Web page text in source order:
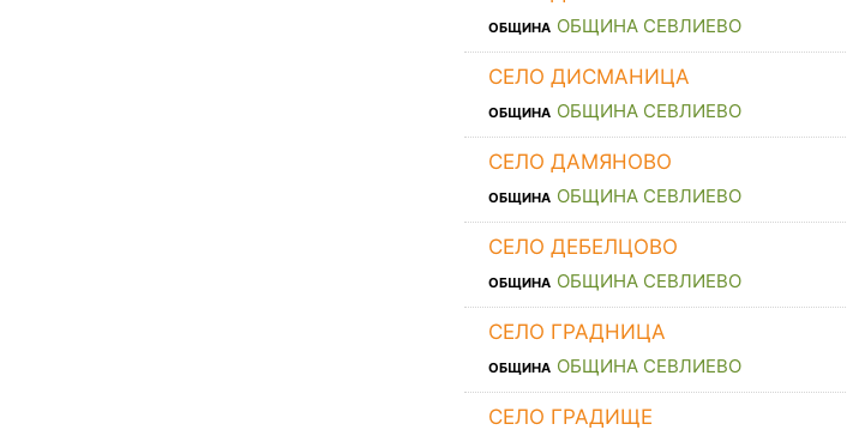
ОБЩИНА ОБЩИНА СЕВЛИЕВО
СЕЛО ДИСМАНИЦА
ОБЩИНА ОБЩИНА СЕВЛИЕВО
СЕЛО ДАМЯНОВО
ОБЩИНА ОБЩИНА СЕВЛИЕВО
СЕЛО ДЕБЕЛЦОВО
ОБЩИНА ОБЩИНА СЕВЛИЕВО
СЕЛО ГРАДНИЦА
ОБЩИНА ОБЩИНА СЕВЛИЕВО
СЕЛО ГРАДИЩЕ